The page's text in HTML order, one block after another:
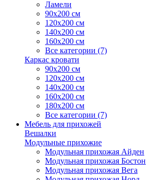
Ламели
90х200 см
120х200 см
140х200 см
160х200 см
Все категории (7)
Каркас кровати
90х200 см
120х200 см
140х200 см
160х200 см
180х200 см
Все категории (7)
Мебель для прихожей
Вешалки
Модульные прихожие
Модульная прихожая Айден
Модульная прихожая Бостон
Модульная прихожая Вега